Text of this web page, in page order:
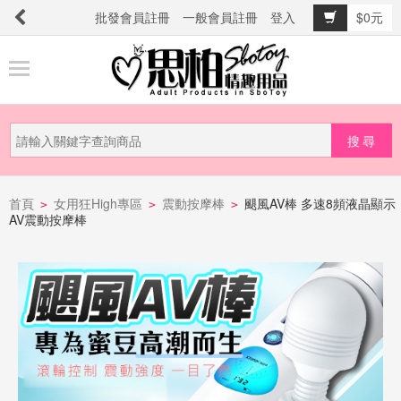
批發會員註冊 一般會員註冊 登入
$0元
品
新
品
上
提
防
騙
首頁 > 女用狂High專區 > 震動按摩棒 > 颶風AV棒 多速8頻液晶顯示
AV震動按摩棒